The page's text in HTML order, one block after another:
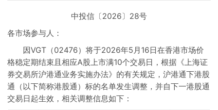
中投信〔2026〕28号
各市场参与人：
因VGT（02476）将于2026年5月16日在香港市场价
格稳定期结束且相应A股上市满10个交易日，根据《上海证
券交易所沪港通业务实施办法》的有关规定，沪港通下港股
通（以下简称港股通）标的名单发生调整，并自下一港股通
交易日起生效，相关调整信息如下：